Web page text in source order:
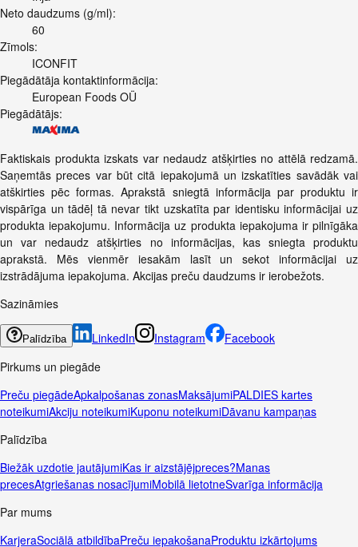
Neto daudzums (g/ml):
60
Zīmols:
ICONFIT
Piegādātāja kontaktinformācija:
European Foods OÜ
Piegādātājs:
Faktiskais produkta izskats var nedaudz atšķirties no attēlā redzamā.
Saņemtās preces var būt citā iepakojumā un izskatīties savādāk vai
atškirties pēc formas. Aprakstā sniegtā informācija par produktu ir
vispārīga un tādēļ tā nevar tikt uzskatīta par identisku informācijai uz
produkta iepakojumu. Informācija uz produkta iepakojuma ir pilnīgāka
un var nedaudz atšķirties no informācijas, kas sniegta produktu
aprakstā. Mēs vienmēr iesakām lasīt un sekot informācijai uz
izstrādājuma iepakojuma. Akcijas preču daudzums ir ierobežots.
Sazināmies
Palīdzība LinkedIn Instagram
Facebook
Pirkums un piegāde
Preču piegādeApkalpošanas zonasMaksājumiPALDIES kartes
noteikumiAkciju noteikumiKuponu noteikumiDāvanu kampaņas
Palīdzība
Biežāk uzdotie jautājumiKas ir aizstājējpreces?Manas
precesAtgriešanas nosacījumiMobilā lietotneSvarīga informācija
Par mums
KarjeraSociālā atbildībaPreču iepakošanaProduktu izkārtojums